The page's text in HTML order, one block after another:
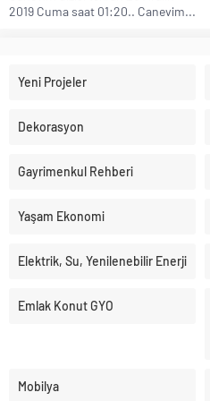
2019 Cuma saat 01:20.. Canevim...
Yeni Projeler
Dekorasyon
Gayrimenkul Rehberi
Yaşam Ekonomi
Elektrik, Su, Yenilenebilir Enerji
Emlak Konut GYO
Mobilya